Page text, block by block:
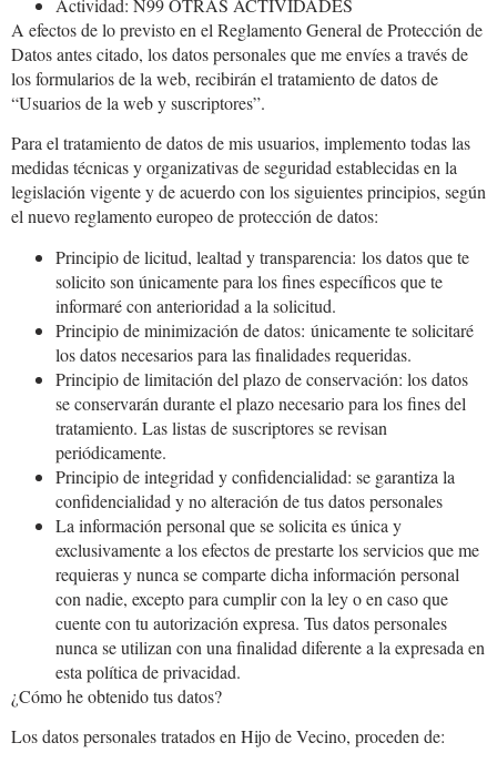
Actividad: N99 OTRAS ACTIVIDADES
A efectos de lo previsto en el Reglamento General de Protección de
Datos antes citado, los datos personales que me envíes a través de
los formularios de la web, recibirán el tratamiento de datos de
“Usuarios de la web y suscriptores”.
Para el tratamiento de datos de mis usuarios, implemento todas las
medidas técnicas y organizativas de seguridad establecidas en la
legislación vigente y de acuerdo con los siguientes principios, según
el nuevo reglamento europeo de protección de datos:
Principio de licitud, lealtad y transparencia: los datos que te
solicito son únicamente para los fines específicos que te
informaré con anterioridad a la solicitud.
Principio de minimización de datos: únicamente te solicitaré
los datos necesarios para las finalidades requeridas.
Principio de limitación del plazo de conservación: los datos
se conservarán durante el plazo necesario para los fines del
tratamiento. Las listas de suscriptores se revisan
periódicamente.
Principio de integridad y confidencialidad: se garantiza la
confidencialidad y no alteración de tus datos personales
La información personal que se solicita es única y
exclusivamente a los efectos de prestarte los servicios que me
requieras y nunca se comparte dicha información personal
con nadie, excepto para cumplir con la ley o en caso que
cuente con tu autorización expresa. Tus datos personales
nunca se utilizan con una finalidad diferente a la expresada en
esta política de privacidad.
¿Cómo he obtenido tus datos?
Los datos personales tratados en Hijo de Vecino, proceden de: